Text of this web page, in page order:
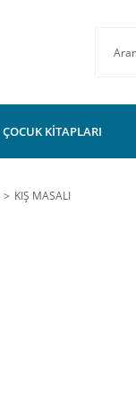
ÇOCUK KİTAPLARI
KIŞ MASALI